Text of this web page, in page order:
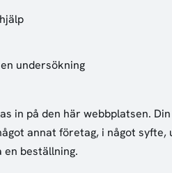
undersökning
in på den här webbplatsen.
annat företag, i något
beställning.